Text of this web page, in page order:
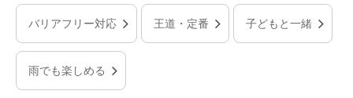
バリアフリー対応 王道・定番 子どもと一緒
雨でも楽しめる